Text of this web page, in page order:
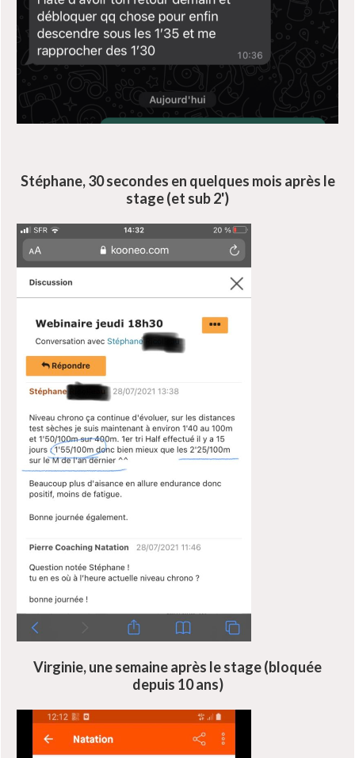
Stéphane, 30 secondes en quelques mois après le
stage (et sub 2')
Virginie, une semaine après le stage (bloquée
depuis 10 ans)